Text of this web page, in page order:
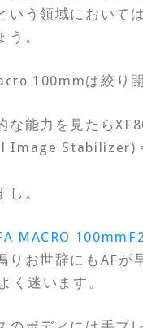
いう領域において
う。
100mmは絞り
な能力を見たら
Image Stabilizer)
し。
MACRO
りお世辞にもAFが
く迷います。